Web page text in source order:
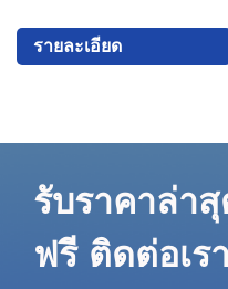
รายละเอียด
รับราคาล่า
ฟรี ติดต่อเรา